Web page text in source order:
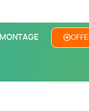
MONTAGE